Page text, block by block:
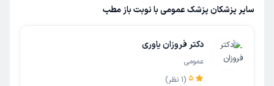
سایر پزشکان پزشک عمومی با نوبت باز مطب
دکتر فروزان یاوری
عمومی
5
(
1 نظر)